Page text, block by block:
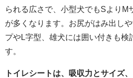
られる広さで、小型犬でもSよりM
が多くなります。お尻がはみ出し
プやL字型、雄犬には囲い付きも検
す。
トイレシートは、吸収力とサイズ